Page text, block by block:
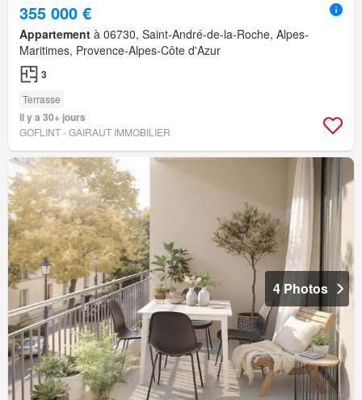
355 000 €
Appartement à 06730, Saint-André-de-la-Roche, Alpes-
Maritimes, Provence-Alpes-Côte d'Azur
3
Terrasse
Il y a 30+ jours
GOFLINT - GAIRAUT IMMOBILIER
4 Photos